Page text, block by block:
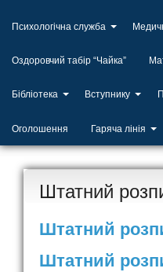
Психологічна служба
Оздоровчий табір “Чайка”
Бібліотека Вступнику
Оголошення Гаряча лінія
Штатний
Штатний
Штатний